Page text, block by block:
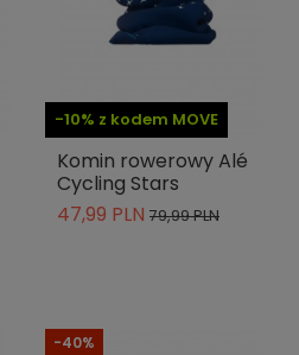
-10% z kodem MOVE
Komin rowerowy Alé
Cycling Stars
47,99 PLN 79,99 PLN
-40%